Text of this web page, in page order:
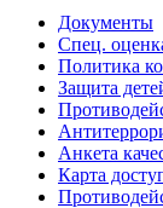
Документы
Спец.
Политика
Защита
Анкета
Карта